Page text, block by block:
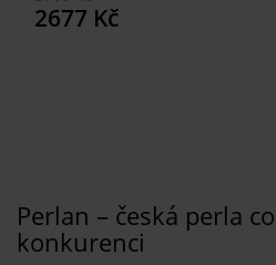
2677 Kč
Perlan – česká perla
konkurenci